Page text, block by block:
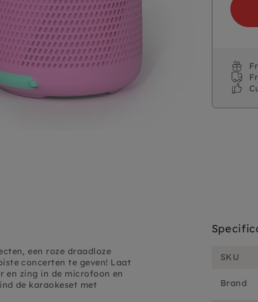
een roze draadloze
concerten te geven! Laat
en zing in de microfoon en
de karaokeset met
SKU
Brand